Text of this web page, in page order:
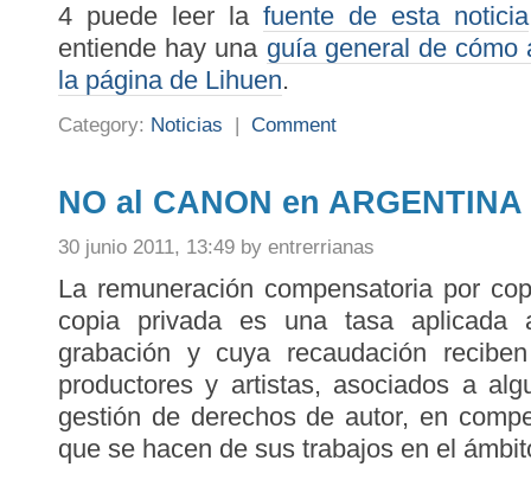
4 puede leer la fuente de esta noticia
entiende hay una guía general de cómo
la página de Lihuen.
Category: Noticias | Comment
NO al CANON en ARGENTINA
30 junio 2011, 13:49 by entrerrianas
La remuneración compensatoria por
copia privada es una tasa aplicada
grabación y cuya recaudación
productores y artistas, asociados a
gestión de derechos de autor, en
que se hacen de sus trabajos en el